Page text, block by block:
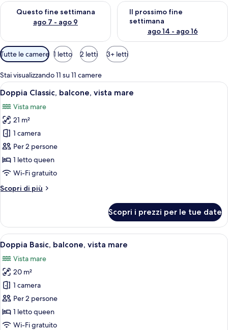
Questo fine settimana
ago 7 - ago 9
Verifica la disponibilità per questo fine settimana, ago 7 - ago
Il prossimo fine
settimana
ago 14 - ago 16
Verifica la disponibilità per il
Filtri
disponibili
per
le
camere
Tutte le camere 1 letto 2 letti 3+ letti
Stai visualizzando 11 su 11 camere
Apri
tutte
le
foto
per
Doppia
Classic,
balcone,
mare
Una camera d'albergo con un letto,
6
Doppia Classic, balcone, vista mare
Vista mare
21 m²
1 camera
Per 2 persone
1 letto queen
Wi-Fi gratuito
Scopri di più
Altri
Classic,
balcone,
vista
mare
Scopri i prezzi per le tue date
Apri
tutte
le
foto
per
Doppia
Basic,
balcone,
Un letto rifatto con lenzuola
6
Doppia Basic, balcone, vista mare
Vista mare
20 m²
1 camera
Per 2 persone
1 letto queen
Wi-Fi gratuito